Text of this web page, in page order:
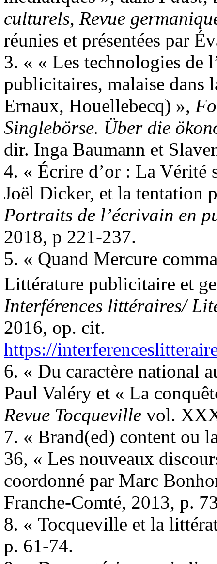
culturels, Revue
réunies et présentées par
3. « « Les technologies de
publicitaires, malaise dans
Ernaux, Houellebecq) »,
Singlebörse. Über die
dir. Inga Baumann et
4. « Écrire d’or : La Vérité
Joël Dicker, et la tentation
Portraits de l’écrivain en
2018, p 221-237.
5. « Quand Mercure
Littérature publicitaire et
Interférences littéraires/
2016, op. cit.
https://
6. « Du caractère national
Paul Valéry et « La
Revue Tocqueville vol.
7. « Brand(ed) content ou
36, « Les nouveaux
coordonné par Marc
Franche-Comté, 2013, p.
8. « Tocqueville et la
p. 61-74.